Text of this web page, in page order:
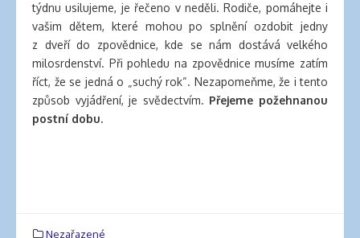
týdnu usilujeme, je řečeno v neděli. Rodiče, pomáhejte i
vašim dětem, které mohou po splnění ozdobit jedny
z dveří do zpovědnice, kde se nám dostává velkého
milosrdenství. Při pohledu na zpovědnice musíme zatím
říct, že se jedná o „suchý rok“. Nezapomeňme, že i tento
způsob vyjádření, je svědectvím. Přejeme požehnanou
postní dobu.
Nezařazené